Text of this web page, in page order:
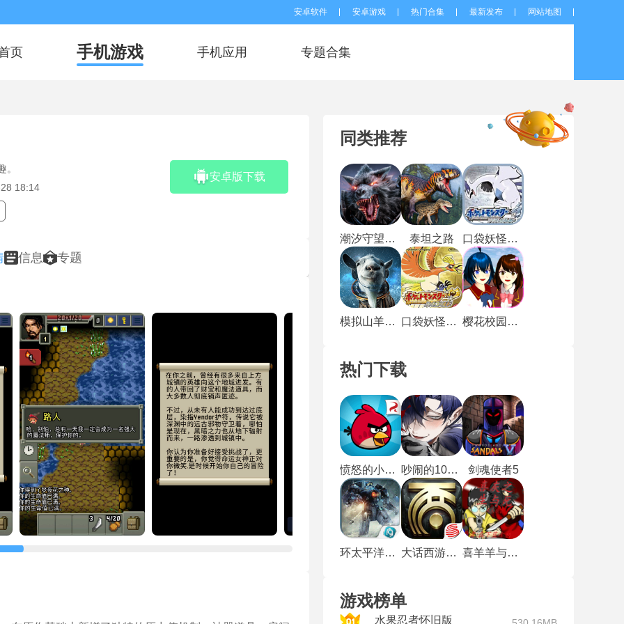
安卓软件 安卓游戏 热门合集 最新发布 网站地图
页 手机游戏 手机应用 专题合集
18:14
安卓版下载
信息 专题
同类推荐
潮汐守望者国际服 泰坦之路 口袋妖怪魂银进化版
模拟山羊太空废物 口袋妖怪心金魂银汉化版 樱花校园模拟器联机版无广告
热门下载
愤怒的小鸟经典归来 吵闹的104号房间 剑魂使者5
环太平洋手机版 大话西游2怀旧版 喜羊羊与灰太狼之生与死
游戏榜单
水果忍者怀旧版